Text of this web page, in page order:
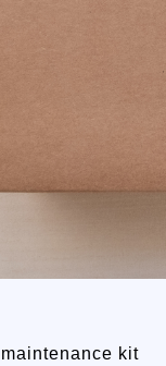
maintenance kit